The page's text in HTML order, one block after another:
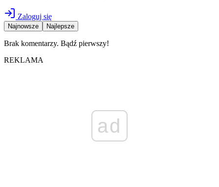
Zaloguj się
Najnowsze Najlepsze
Brak komentarzy. Bądź pierwszy!
REKLAMA
ad